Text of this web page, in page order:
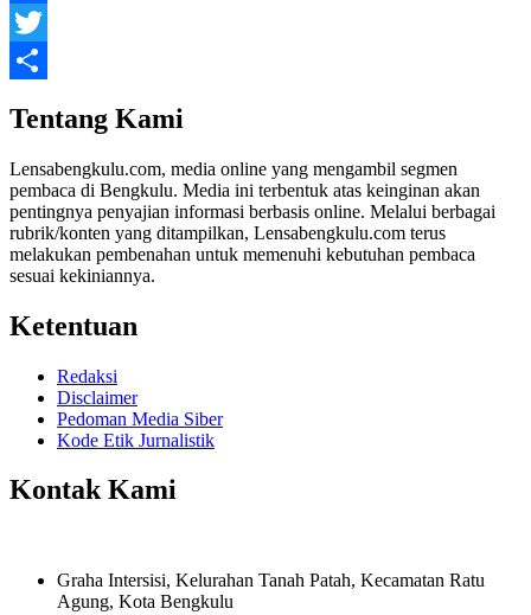
Facebook
Twitter
Tentang Kami
Lensabengkulu.com, media online yang mengambil segmen
pembaca di Bengkulu. Media ini terbentuk atas keinginan akan
pentingnya penyajian informasi berbasis online. Melalui berbagai
rubrik/konten yang ditampilkan, Lensabengkulu.com terus
melakukan pembenahan untuk memenuhi kebutuhan pembaca
sesuai kekiniannya.
Ketentuan
Redaksi
Disclaimer
Pedoman Media Siber
Kode Etik Jurnalistik
Kontak Kami
Graha Intersisi, Kelurahan Tanah Patah, Kecamatan Ratu
Agung, Kota Bengkulu